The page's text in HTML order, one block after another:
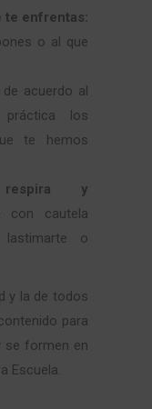
te enfrentas:
o al que
de acuerdo al
los
te hemos
respira y
con cautela
o
y la de todos
para
se formen en
Escuela.